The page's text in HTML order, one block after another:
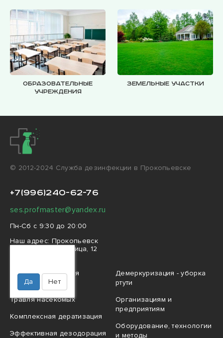
Образовательные
учреждения
Земельные участки
© 2012-2024 Cлужба дезинфекции в Прокопьевске
+7(996)240-62-76
ses.profmaster@yandex.ru
Пн-Сб с 9:30 до 20:00
Наш адрес: Прокопьевск
Да Нет
Комсомольская улица, 12
Профессиональная
дезинфекция
Травля насекомых
Комплексная дератизация
Эффективная дезодорация
Демеркуризация - уборка
ртути
Организациям и
предприятиям
Оборудование, технологии
и методы